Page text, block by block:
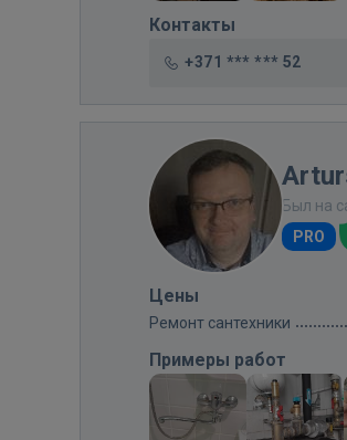
Контакты
+371 *** *** 52
Был на
PRO
Цены
Ремонт сантехники
Примеры работ